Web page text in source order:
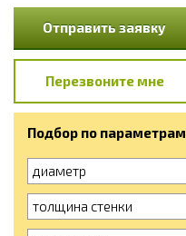
Отправить заявку
Перезвоните мне
Подбор по параметрам
диаметр
толщина стенки